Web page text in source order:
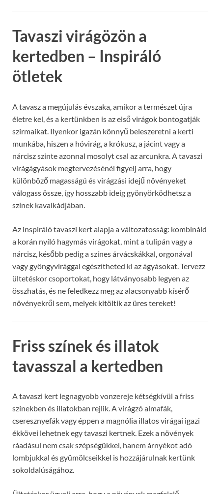
Tavaszi virágözön a
kertedben – Inspiráló
ötletek
A tavasz a megújulás évszaka, amikor a természet újra
életre kel, és a kertünkben is az első virágok bontogatják
szirmaikat. Ilyenkor igazán könnyű beleszeretni a kerti
munkába, hiszen a hóvirág, a krókusz, a jácint vagy a
nárcisz szinte azonnal mosolyt csal az arcunkra. A tavaszi
virágágyások megtervezésénél figyelj arra, hogy
különböző magasságú és virágzási idejű növényeket
válogass össze, így hosszabb ideig gyönyörködhetsz a
színek kavalkádjában.
Az inspiráló tavaszi kert alapja a változatosság: kombináld
a korán nyíló hagymás virágokat, mint a tulipán vagy a
nárcisz, később pedig a színes árvácskákkal, orgonával
vagy gyöngyvirággal egészítheted ki az ágyásokat. Tervezz
ültetéskor csoportokat, hogy látványosabb legyen az
összhatás, és ne feledkezz meg az alacsonyabb kísérő
növényekről sem, melyek kitöltik az üres tereket!
Friss színek és illatok
tavasszal a kertedben
A tavaszi kert legnagyobb vonzereje kétségkívül a friss
színekben és illatokban rejlik. A virágzó almafák,
cseresznyefák vagy éppen a magnólia illatos virágai igazi
ékkövei lehetnek egy tavaszi kertnek. Ezek a növények
ráadásul nem csak szépségükkel, hanem árnyékot adó
lombjukkal és gyümölcseikkel is hozzájárulnak kertünk
sokoldalúságához.